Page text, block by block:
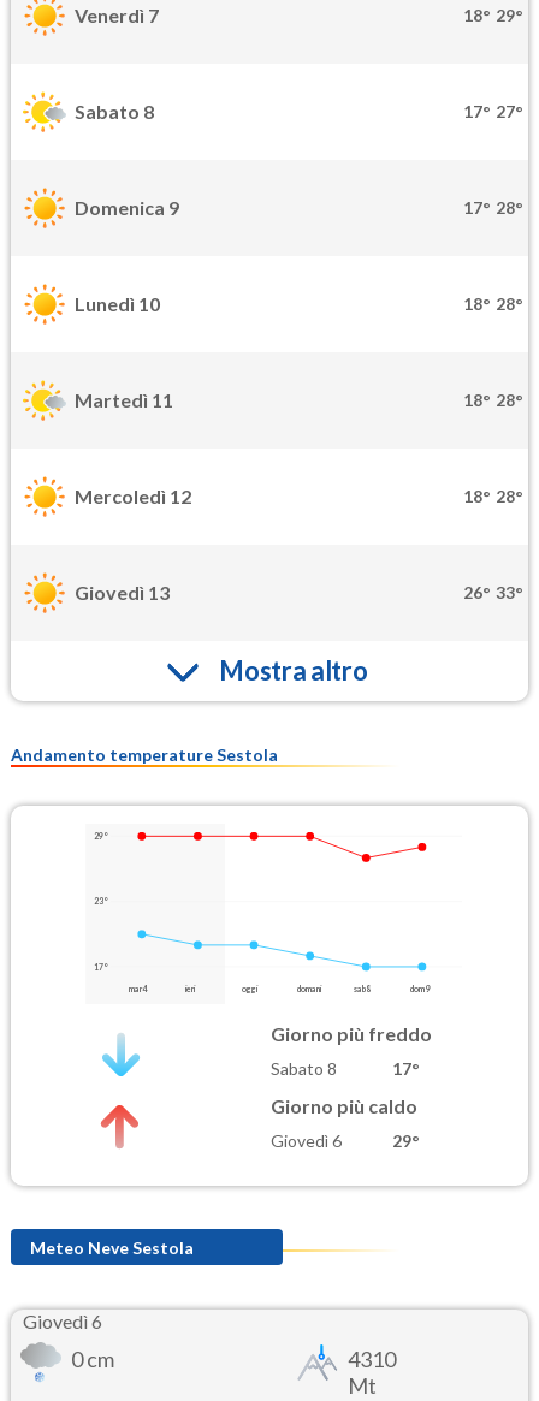
Venerdì 7 18° 29°
Sabato 8 17° 27°
Domenica 9 17° 28°
Lunedì 10 18° 28°
Martedì 11 18° 28°
Mercoledì 12 18° 28°
Giovedì 13 26° 33°
Mostra altro
Andamento temperature Sestola
29°
23°
17°
mar 4 ieri oggi domani sab 8 dom 9
Giorno più freddo
Sabato 8 17°
Giorno più caldo
Giovedì 6 29°
Meteo Neve Sestola
Giovedì 6
0 cm
4310
Mt